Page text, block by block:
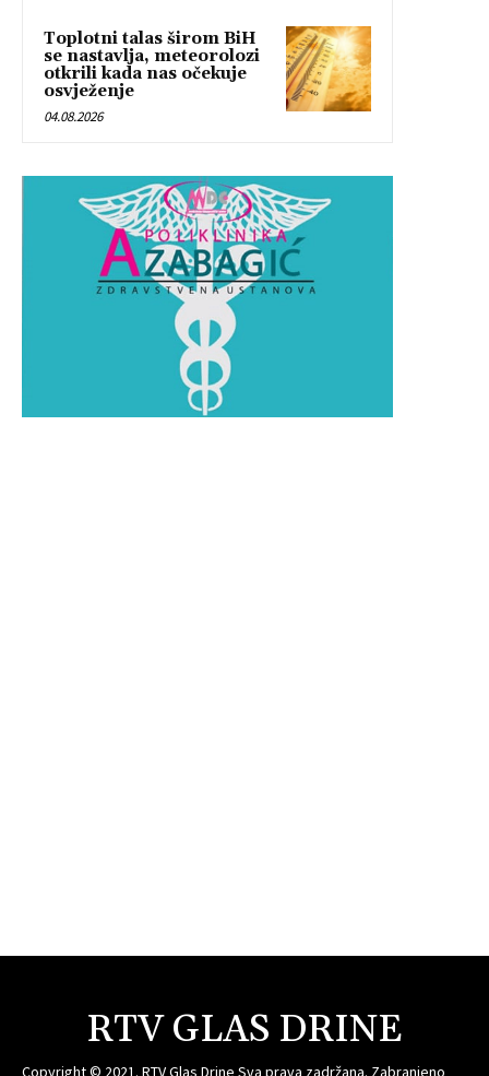
Toplotni talas širom BiH
se nastavlja, meteorolozi
otkrili kada nas očekuje
osvježenje
04.08.2026
RTV GLAS DRINE
Copyright © 2021. RTV Glas Drine Sva prava zadržana. Zabranjeno